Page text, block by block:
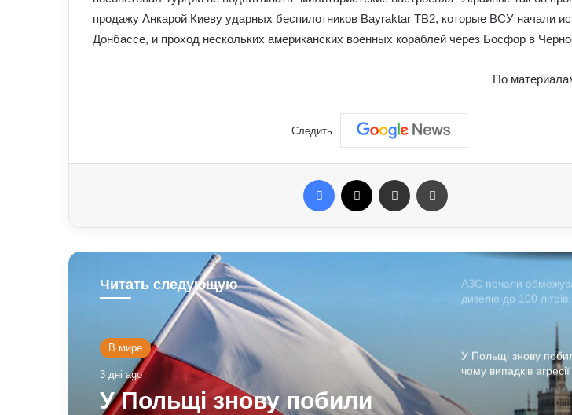
продажу Анкарой Киеву ударных беспилотников Bayraktar TB2, которые ВСУ начали
Донбассе, и проход нескольких американских военных кораблей через Босфор в
По
Следить
Facebook Отправить e-mail
Читать следующую
В мире
3 дні ago
У Польщі знову побили
отримати
військово-облікових
для ПМЖ: переваги
АЗС почали
дизелю до 100
У Польщі знову
чому випадків
що про це говорять